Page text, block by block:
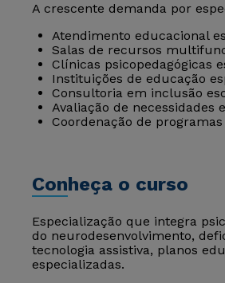
A crescente demanda por
Atendimento educacional
Salas de recursos
Clínicas psicopedagógicas
Instituições de educação
Consultoria em inclusão
Avaliação de necessidades
Coordenação de
Conheça o curso
Especialização que integra
do neurodesenvolvimento,
tecnologia assistiva, planos
especializadas.